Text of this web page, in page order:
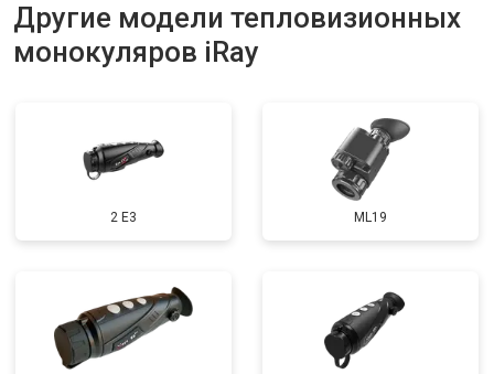
Другие модели тепловизионных
монокуляров iRay
2 E3 ML19